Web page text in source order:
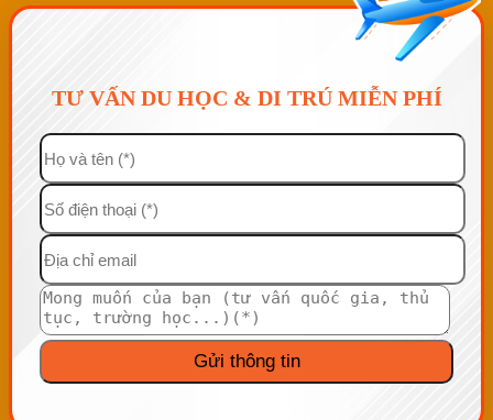
TƯ VẤN DU HỌC & DI TRÚ MIỄN PHÍ